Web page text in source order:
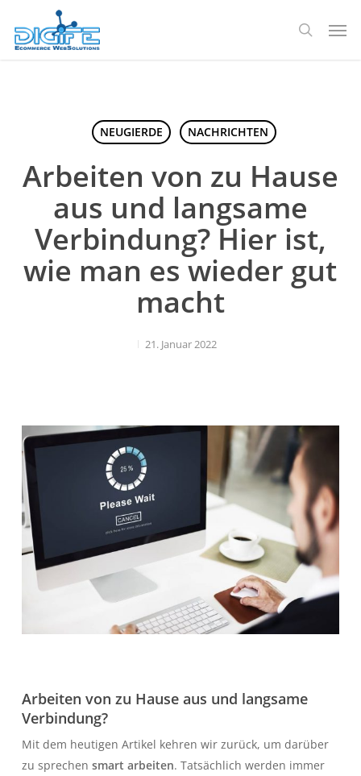
Hauptinhalt
springen
Suche
NEUGIERDE NACHRICHTEN
Arbeiten von zu Hause
aus und langsame
Verbindung? Hier ist,
wie man es wieder gut
macht
21. Januar 2022
Arbeiten von zu Hause aus und langsame
Verbindung?
Mit dem heutigen Artikel kehren wir zurück, um darüber
zu sprechen smart arbeiten. Tatsächlich werden immer